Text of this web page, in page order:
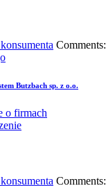
Comments:
Butzbach sp. z o.o.
o firmach
Comments: